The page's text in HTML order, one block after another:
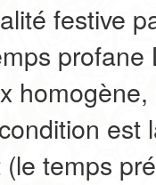
festive
est
temps